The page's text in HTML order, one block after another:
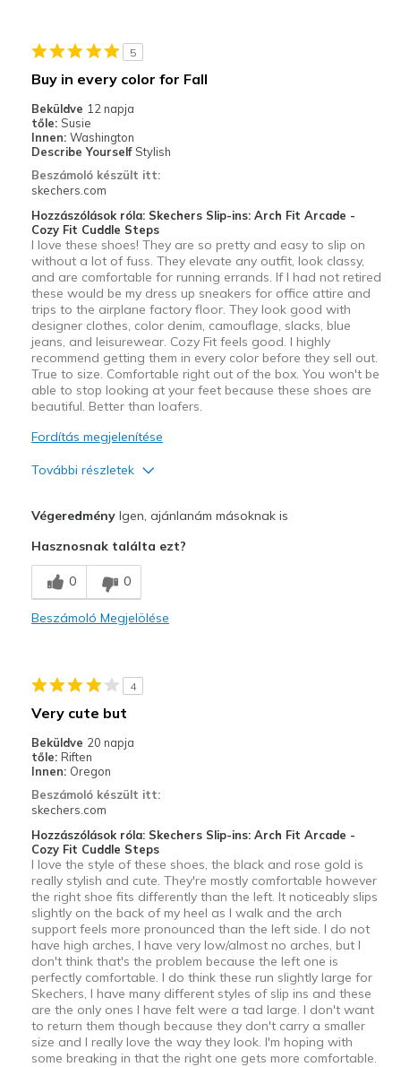
Legjobb használat
Travel
Width
Feels true to width
Sizing
View On Shoes
Shoes are for Wearing
5
Buy in every color for Fall
Beküldve 12 napja
tőle: Susie
Innen: Washington
Describe Yourself Stylish
Beszámoló készült itt:
skechers.com
Hozzászólások róla: Skechers Slip-ins: Arch Fit Arcade -
Cozy Fit Cuddle Steps
I love these shoes! They are so pretty and easy to slip on
without a lot of fuss. They elevate any outfit, look classy,
and are comfortable for running errands. If I had not retired
these would be my dress up sneakers for office attire and
trips to the airplane factory floor. They look good with
designer clothes, color denim, camouflage, slacks, blue
jeans, and leisurewear. Cozy Fit feels good. I highly
recommend getting them in every color before they sell out.
True to size. Comfortable right out of the box. You won't be
able to stop looking at your feet because these shoes are
beautiful. Better than loafers.
Fordítás megjelenítése
További részletek
Comfortable
Stylish
Going Out
Width
Sizing
View On Shoes
VégeredményIgen, ajánlanám másoknak is
Hasznosnak találta ezt?
0 0
Beszámoló Megjelölése
4
Very cute but
Beküldve 20 napja
tőle: Riften
Innen: Oregon
Beszámoló készült itt:
skechers.com
Hozzászólások róla: Skechers Slip-ins: Arch Fit Arcade -
Cozy Fit Cuddle Steps
I love the style of these shoes, the black and rose gold is
really stylish and cute. They're mostly comfortable however
the right shoe fits differently than the left. It noticeably slips
slightly on the back of my heel as I walk and the arch
support feels more pronounced than the left side. I do not
have high arches, I have very low/almost no arches, but I
don't think that's the problem because the left one is
perfectly comfortable. I do think these run slightly large for
Skechers, I have many different styles of slip ins and these
are the only ones I have felt were a tad large. I don't want
to return them though because they don't carry a smaller
size and I really love the way they look. I'm hoping with
some breaking in that the right one gets more comfortable.